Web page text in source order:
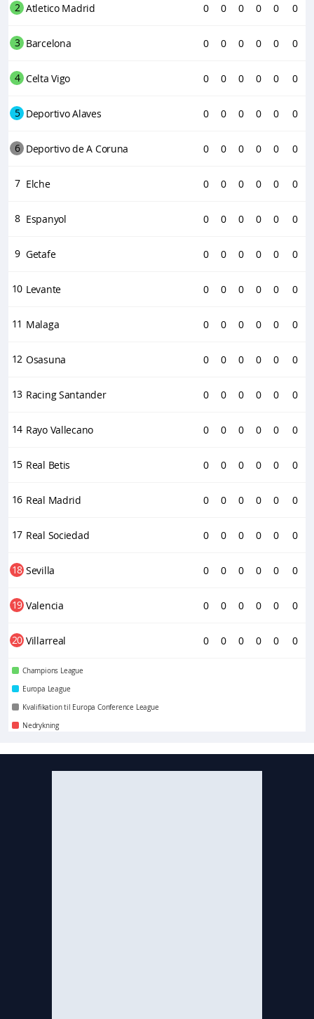
2 Atletico Madrid 0 0 0 0 0 0
3 Barcelona 0 0 0 0 0 0
4 Celta Vigo 0 0 0 0 0 0
5 Deportivo Alaves 0 0 0 0 0 0
6 Deportivo de A Coruna 0 0 0 0 0 0
7 Elche 0 0 0 0 0 0
8 Espanyol 0 0 0 0 0 0
9 Getafe 0 0 0 0 0 0
10 Levante 0 0 0 0 0 0
11 Malaga 0 0 0 0 0 0
12 Osasuna 0 0 0 0 0 0
13 Racing Santander 0 0 0 0 0 0
14 Rayo Vallecano 0 0 0 0 0 0
15 Real Betis 0 0 0 0 0 0
16 Real Madrid 0 0 0 0 0 0
17 Real Sociedad 0 0 0 0 0 0
18 Sevilla 0 0 0 0 0 0
19 Valencia 0 0 0 0 0 0
20 Villarreal 0 0 0 0 0 0
Champions League
Europa League
Kvalifikation til Europa Conference League
Nedrykning